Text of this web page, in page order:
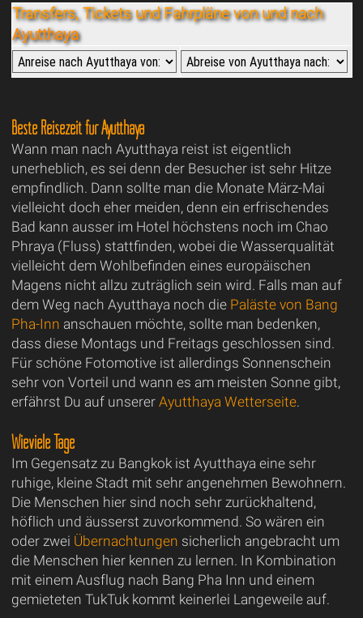
Transfers, Tickets und Fahrpläne von und nach
Ayutthaya
Beste Reisezeit für Ayutthaya
Wann man nach Ayutthaya reist ist eigentlich
unerheblich, es sei denn der Besucher ist sehr Hitze
empfindlich. Dann sollte man die Monate März-Mai
vielleicht doch eher meiden, denn ein erfrischendes
Bad kann ausser im Hotel höchstens noch im Chao
Phraya (Fluss) stattfinden, wobei die Wasserqualität
vielleicht dem Wohlbefinden eines europäischen
Magens nicht allzu zuträglich sein wird. Falls man auf
dem Weg nach Ayutthaya noch die Paläste von Bang
Pha-Inn anschauen möchte, sollte man bedenken,
dass diese Montags und Freitags geschlossen sind.
Für schöne Fotomotive ist allerdings Sonnenschein
sehr von Vorteil und wann es am meisten Sonne gibt,
erfährst Du auf unserer Ayutthaya Wetterseite.
Wieviele Tage
Im Gegensatz zu Bangkok ist Ayutthaya eine sehr
ruhige, kleine Stadt mit sehr angenehmen Bewohnern.
Die Menschen hier sind noch sehr zurückhaltend,
höflich und äusserst zuvorkommend. So wären ein
oder zwei Übernachtungen sicherlich angebracht um
die Menschen hier kennen zu lernen. In Kombination
mit einem Ausflug nach Bang Pha Inn und einem
gemieteten TukTuk kommt keinerlei Langeweile auf.